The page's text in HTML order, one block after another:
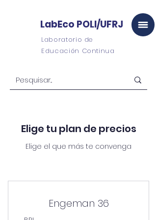
LabEco POLI/UFRJ
Laboratorio de
Educación Continua
Elige tu plan de precios
Elige el que más te convenga
Engeman 36